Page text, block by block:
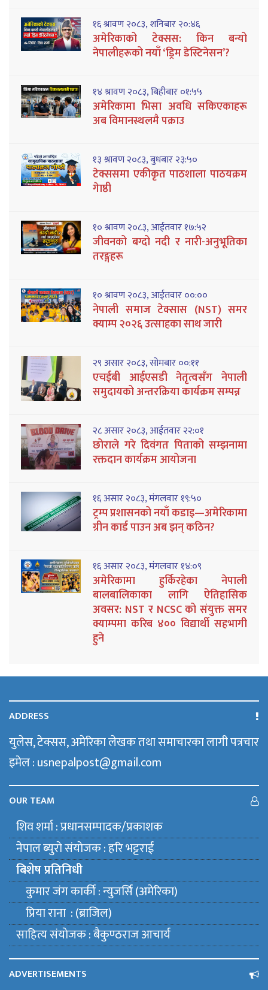
१६ श्रावण २०८३, शनिबार २०:४६
अमेरिकाको टेक्सस: किन बन्यो
नेपालीहरूको नयाँ ‘ड्रिम डेस्टिनेसन’?
१४ श्रावण २०८३, बिहीबार ०१:५५
अमेरिकामा भिसा अवधि सकिएकाहरू
अब विमानस्थलमै पक्राउ
१३ श्रावण २०८३, बुधबार २३:५०
टेक्ससमा एकीकृत पाठशाला पाठयक्रम
गेाष्ठी
१० श्रावण २०८३, आईतवार १७:५२
जीवनको बग्दो नदी र नारी-अनुभूतिका
तरङ्गहरू
१० श्रावण २०८३, आईतवार ००:००
नेपाली समाज टेक्सास (NST) समर
क्याम्प २०२६ उत्साहका साथ जारी
२९ असार २०८३, सोमबार ००:११
एचईबी आईएसडी नेतृत्वसँग नेपाली
समुदायको अन्तरक्रिया कार्यक्रम सम्पन्न
२८ असार २०८३, आईतवार २२:०१
छोराले गरे दिवंगत पिताको सम्झनामा
रक्तदान कार्यक्रम आयोजना
१६ असार २०८३, मंगलवार १९:५०
ट्रम्प प्रशासनको नयाँ कडाइ—अमेरिकामा
ग्रीन कार्ड पाउन अब झन् कठिन?
१६ असार २०८३, मंगलवार १४:०९
अमेरिकामा हुर्किरहेका नेपाली
बालबालिकाका लागि ऐतिहासिक
अवसर: NST र NCSC को संयुक्त समर
क्याम्पमा करिब ४०० विद्यार्थी सहभागी
हुने
ADDRESS
युलेस, टेक्सस, अमेरिका लेखक तथा समाचारका लागी पत्रचार
इमेल : usnepalpost@gmail.com
OUR TEAM
शिव शर्मा : प्रधानसम्पादक/प्रकाशक
नेपाल ब्युराे संयाेजक : हरि भट्टराई
बिशेष प्रतिनिधी
कुमार जंग कार्की : न्युजर्सि (अमेरिका)
प्रिया राना : (ब्राजिल)
साहित्य संयाेजक : बैकुण्ठराज आचार्य
ADVERTISEMENTS